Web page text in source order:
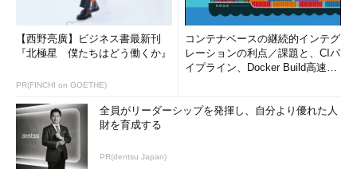
［貼り付けオプション］ボタンを非表示にした後に、書式（貼
り付けオプション）を選択して貼り付けたい場合は、貼り付けた
いセルを右クリックし、メニューから［形式を選択して貼り付
け］を選択して、貼り付けオプションを選択すればよい。
【西野亮廣】ビジネス書最新刊
『北極星 僕たちはどう働くか』
PR(FINCHI on GOETHE)
コンテナベースの継続的インテグ
レーションの利点／課題と、CIパ
イプライン、Docker Build高速化
全員がリーダーシップを発揮し、自分より優れた人
財を育成する
PR(dentsu Japan)